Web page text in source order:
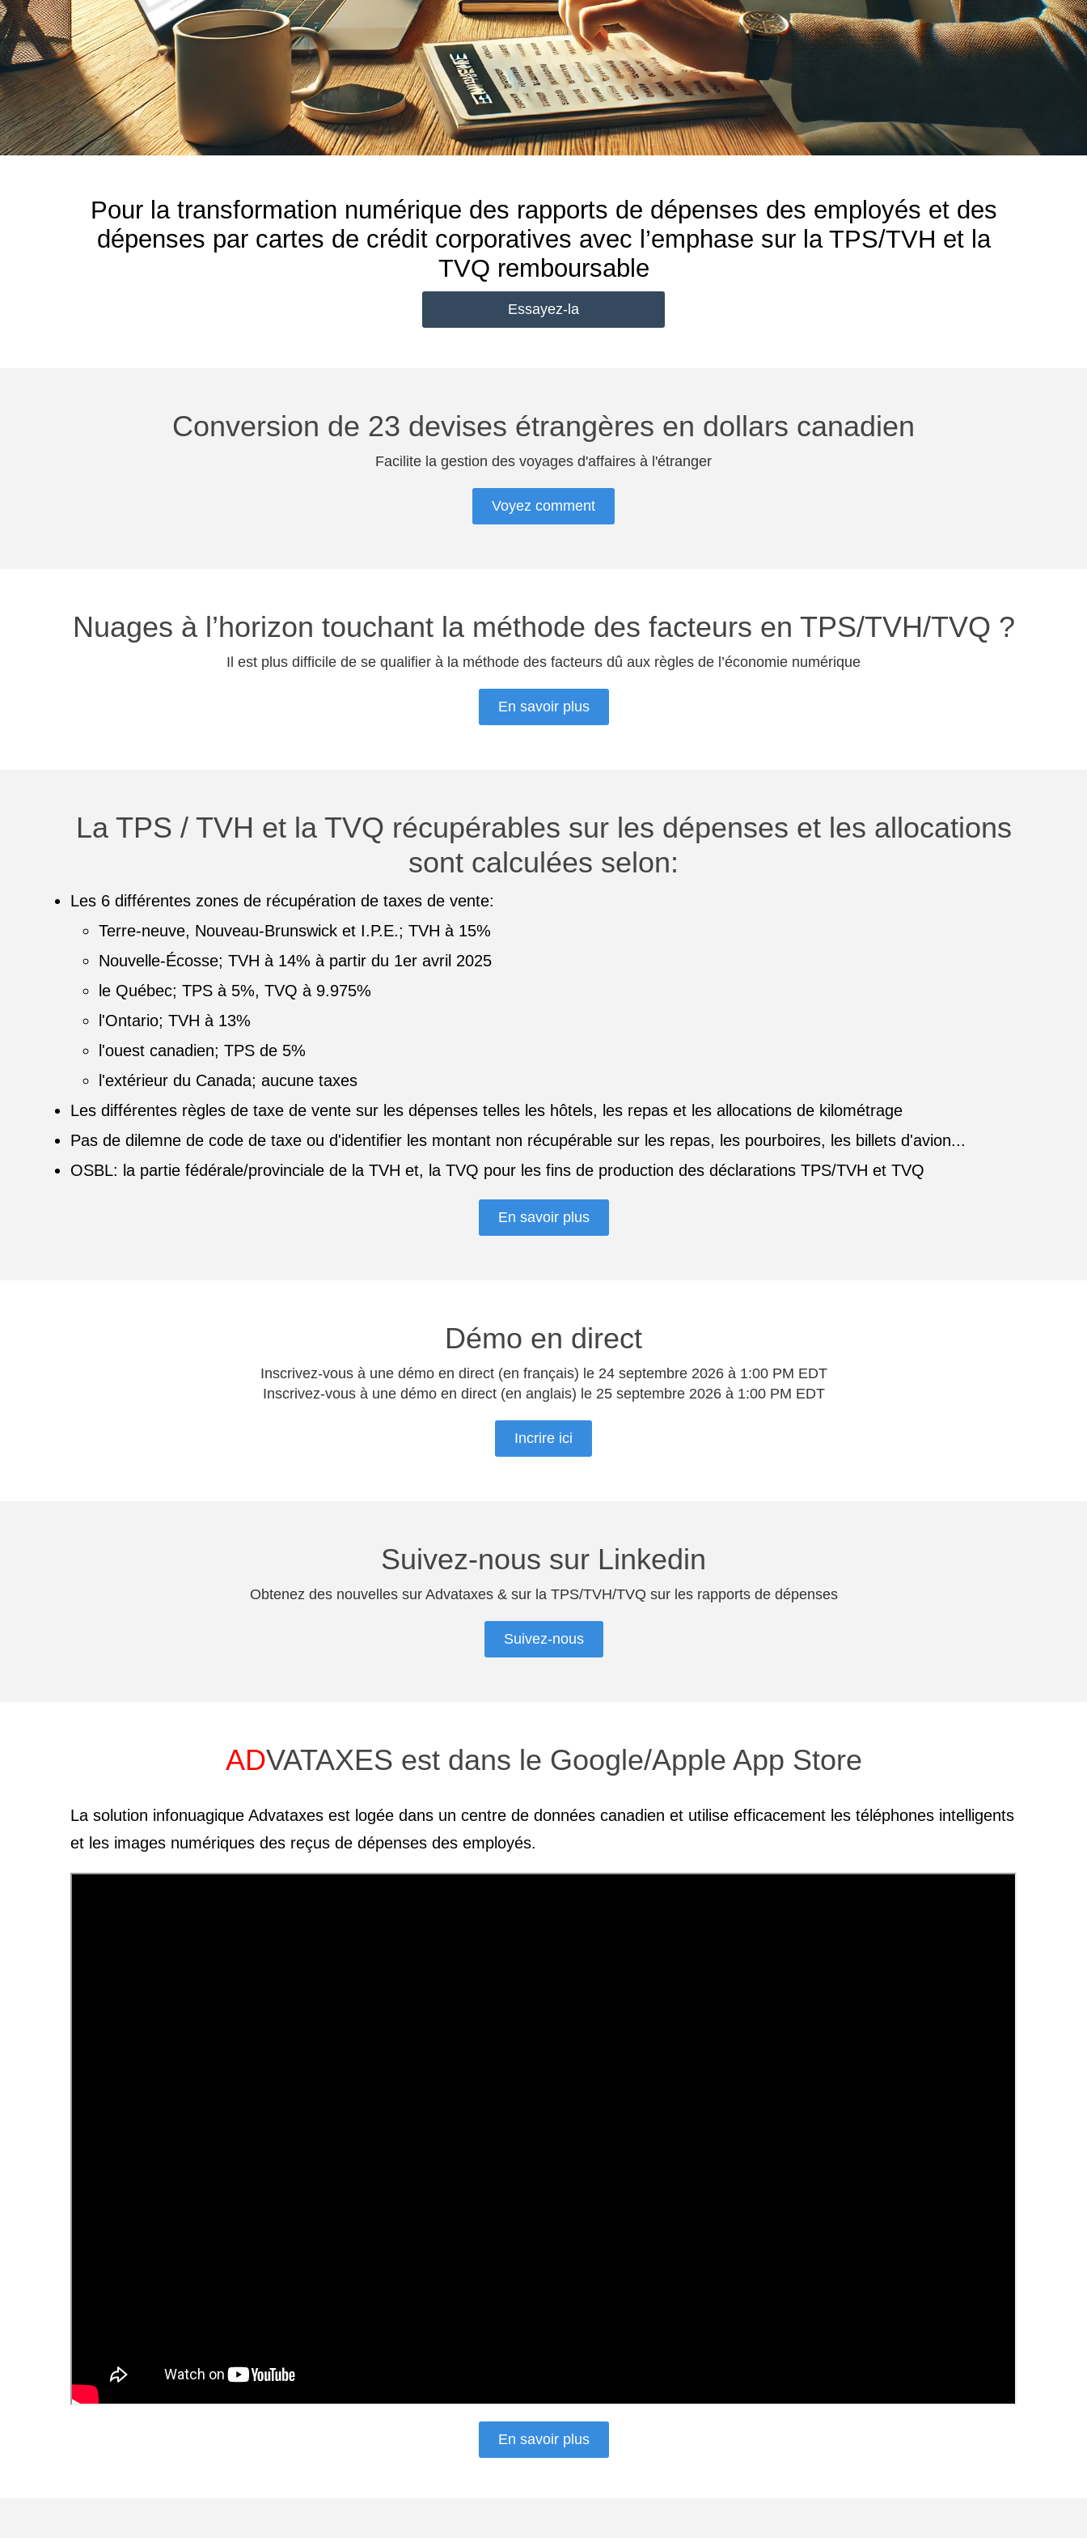
Pour la transformation numérique des rapports de dépenses des employés et des
dépenses par cartes de crédit corporatives avec l’emphase sur la TPS/TVH et la
TVQ remboursable
Essayez-la
Conversion de 23 devises étrangères en dollars canadien
Facilite la gestion des voyages d'affaires à l'étranger
Voyez comment
Nuages à l’horizon touchant la méthode des facteurs en TPS/TVH/TVQ ?
Il est plus difficile de se qualifier à la méthode des facteurs dû aux règles de l’économie numérique
En savoir plus
La TPS / TVH et la TVQ récupérables sur les dépenses et les allocations
sont calculées selon:
Les 6 différentes zones de récupération de taxes de vente:
Terre-neuve, Nouveau-Brunswick et I.P.E.; TVH à 15%
Nouvelle-Écosse; TVH à 14% à partir du 1er avril 2025
le Québec; TPS à 5%, TVQ à 9.975%
l'Ontario; TVH à 13%
l'ouest canadien; TPS de 5%
l'extérieur du Canada; aucune taxes
Les différentes règles de taxe de vente sur les dépenses telles les hôtels, les repas et les allocations de kilométrage
Pas de dilemne de code de taxe ou d'identifier les montant non récupérable sur les repas, les pourboires, les billets d'avion...
OSBL: la partie fédérale/provinciale de la TVH et, la TVQ pour les fins de production des déclarations TPS/TVH et TVQ
En savoir plus
Démo en direct
Inscrivez-vous à une démo en direct (en français) le 24 septembre 2026 à 1:00 PM EDT
Inscrivez-vous à une démo en direct (en anglais) le 25 septembre 2026 à 1:00 PM EDT
Incrire ici
Suivez-nous sur Linkedin
Obtenez des nouvelles sur Advataxes & sur la TPS/TVH/TVQ sur les rapports de dépenses
Suivez-nous
ADVATAXES est dans le Google/Apple App Store
La solution infonuagique Advataxes est logée dans un centre de données canadien et utilise efficacement les téléphones intelligents
et les images numériques des reçus de dépenses des employés.
En savoir plus